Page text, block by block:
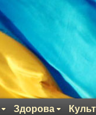
Здорова